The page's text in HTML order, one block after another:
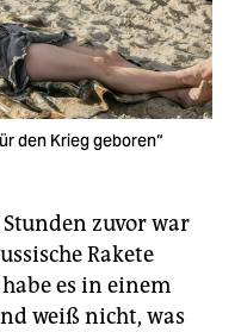
den Krieg geboren“
Stunden zuvor war
Rakete
es in einem
weiß nicht, was